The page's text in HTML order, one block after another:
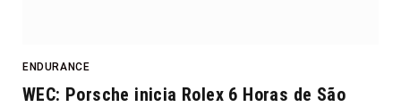
ENDURANCE
WEC: Porsche inicia Rolex 6 Horas de São